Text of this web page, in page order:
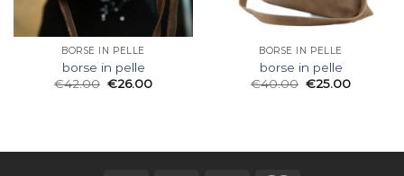
BORSE IN PELLE
borse in pelle
€42.00 €26.00
BORSE IN PELLE
borse in pelle
€40.00 €25.00